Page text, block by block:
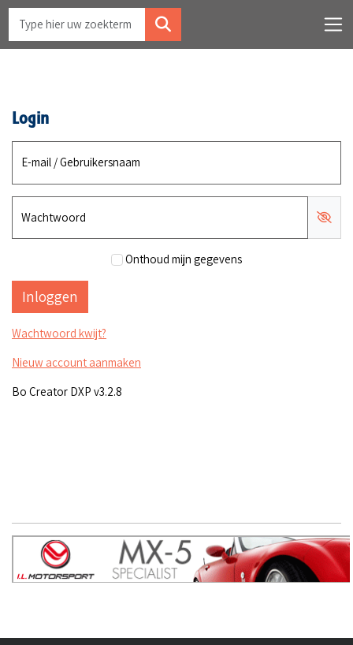
Login
E-mail / Gebruikersnaam
Wachtwoord
Onthoud mijn gegevens
Wachtwoord kwijt?
Nieuw account aanmaken
Bo Creator DXP v3.2.8